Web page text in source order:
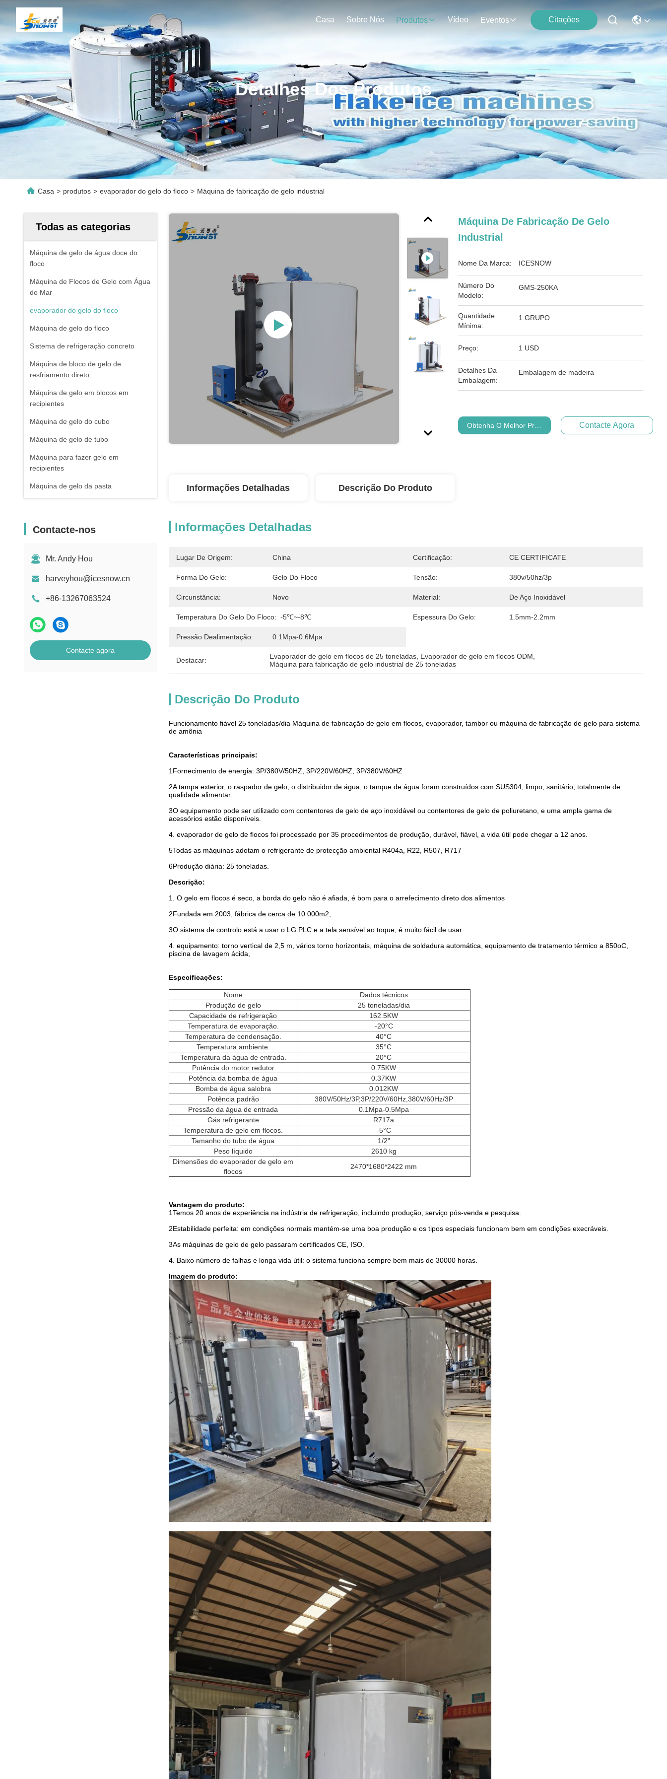
Casa Sobre Nós Produtos Vídeo Eventos Citações
Detalhes Dos Produtos
Casa > produtos > evaporador do gelo do floco > Máquina de fabricação de gelo industrial
Todas as categorias
Máquina de gelo de água doce do
floco
Máquina de Flocos de Gelo com Água
do Mar
evaporador do gelo do floco
Máquina de gelo do floco
Sistema de refrigeração concreto
Máquina de bloco de gelo de
resfriamento direto
Máquina de gelo em blocos em
recipientes
Máquina de gelo do cubo
Máquina de gelo de tubo
Máquina para fazer gelo em
recipientes
Máquina de gelo da pasta
Contacte-nos
Mr. Andy Hou
harveyhou@icesnow.cn
+86-13267063524
Contacte agora
Máquina De Fabricação De Gelo
Industrial
Nome Da Marca: ICESNOW
Número Do
Modelo:
GMS-250KA
Quantidade
Mínima:
1 GRUPO
Preço: 1 USD
Detalhes Da
Embalagem:
Embalagem de madeira
Obtenha O Melhor Preço Contacte Agora
Informações Detalhadas Descrição Do Produto
Informações Detalhadas
Lugar De Origem: China Certificação: CE CERTIFICATE
Forma Do Gelo: Gelo Do Floco Tensão: 380v/50hz/3p
Circunstância: Novo Material: De Aço Inoxidável
Temperatura Do Gelo Do Floco: -5℃~-8℃ Espessura Do Gelo: 1.5mm-2.2mm
Pressão Dealimentação: 0.1Mpa-0.6Mpa
Destacar: Evaporador de gelo em flocos de 25 toneladas Evaporador de gelo em flocos ODM
Máquina para fabricação de gelo industrial de 25 toneladas
Descrição Do Produto
Funcionamento fiável 25 toneladas/dia Máquina de fabricação de gelo em flocos, evaporador, tambor ou máquina de fabricação de gelo para sistema
de amônia
Características principais:
1Fornecimento de energia: 3P/380V/50HZ, 3P/220V/60HZ, 3P/380V/60HZ
2A tampa exterior, o raspador de gelo, o distribuidor de água, o tanque de água foram construídos com SUS304, limpo, sanitário, totalmente de
qualidade alimentar.
3O equipamento pode ser utilizado com contentores de gelo de aço inoxidável ou contentores de gelo de poliuretano, e uma ampla gama de
acessórios estão disponíveis.
4. evaporador de gelo de flocos foi processado por 35 procedimentos de produção, durável, fiável, a vida útil pode chegar a 12 anos.
5Todas as máquinas adotam o refrigerante de protecção ambiental R404a, R22, R507, R717
6Produção diária: 25 toneladas.
Descrição:
1. O gelo em flocos é seco, a borda do gelo não é afiada, é bom para o arrefecimento direto dos alimentos
2Fundada em 2003, fábrica de cerca de 10.000m2,
3O sistema de controlo está a usar o LG PLC e a tela sensível ao toque, é muito fácil de usar.
4. equipamento: torno vertical de 2,5 m, vários torno horizontais, máquina de soldadura automática, equipamento de tratamento térmico a 850oC,
piscina de lavagem ácida,
Especificações:
Nome
Dados técnicos
Produção de gelo
25 toneladas/dia
Capacidade de refrigeração
162.5KW
Temperatura de evaporação.
-20°C
Temperatura de condensação.
40°C
Temperatura ambiente.
35°C
Temperatura da água de entrada.
20°C
Potência do motor redutor
0.75KW
Potência da bomba de água
0.37KW
Bomba de água salobra
0.012KW
Potência padrão
380V/50Hz/3P,3P/220V/60Hz,380V/60Hz/3P
Pressão da água de entrada
0.1Mpa-0.5Mpa
Gás refrigerante
R717a
Temperatura de gelo em flocos.
-5°C
Tamanho do tubo de água
1/2"
Peso líquido
2610 kg
Dimensões do evaporador de gelo em
flocos
2470*1680*2422 mm
Vantagem do produto:
1Temos 20 anos de experiência na indústria de refrigeração, incluindo produção, serviço pós-venda e pesquisa.
2Estabilidade perfeita: em condições normais mantém-se uma boa produção e os tipos especiais funcionam bem em condições execráveis.
3As máquinas de gelo de gelo passaram certificados CE, ISO.
4. Baixo número de falhas e longa vida útil: o sistema funciona sempre bem mais de 30000 horas.
Imagem do produto: